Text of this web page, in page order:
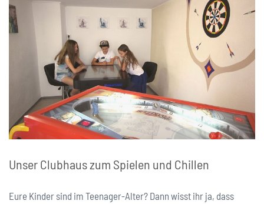
Unser Clubhaus zum Spielen und Chillen
Eure Kinder sind im Teenager-Alter? Dann wisst ihr ja, dass